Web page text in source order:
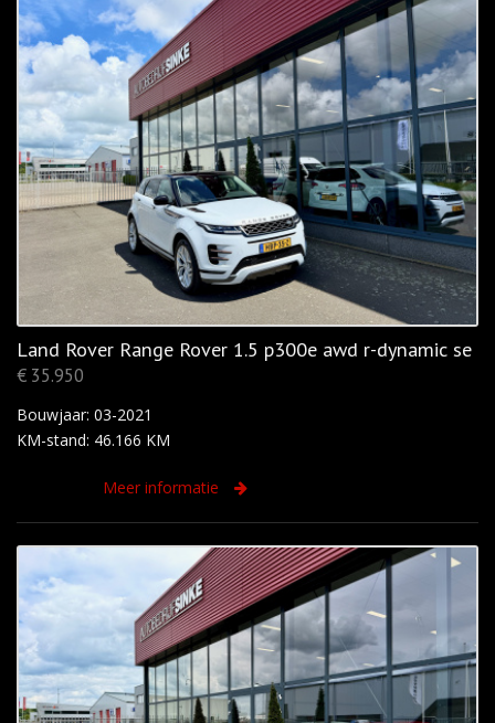
Land Rover Range Rover 1.5 p300e awd r-dynamic se
€ 35.950
Bouwjaar: 03-2021
KM-stand: 46.166 KM
Meer informatie